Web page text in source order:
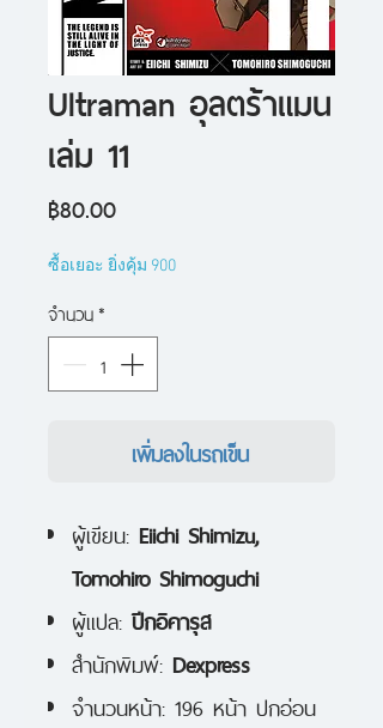
Ultraman อุลตร้าแมน
เล่ม 11
฿80.00ราคา
ซื้อเยอะ ยิ่งคุ้ม 900
จำนวน*
เพิ่มลงในรถเข็น
ผู้เขียน: Eiichi Shimizu,
Tomohiro Shimoguchi
ผู้แปล:ปีกอิคารุส
สำนักพิมพ์: Dexpress
จำนวนหน้า: 196 หน้า ปกอ่อน